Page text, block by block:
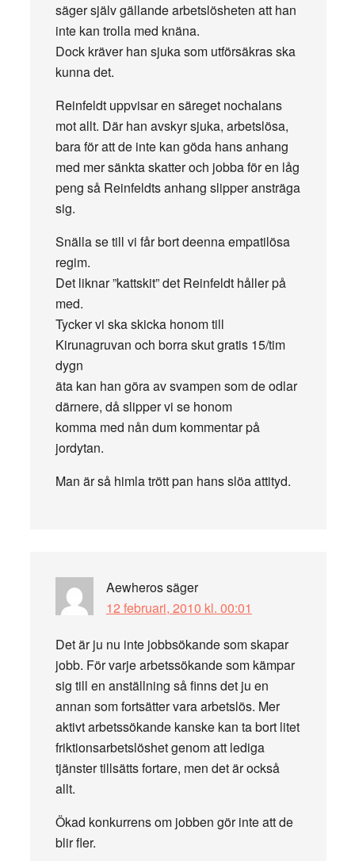
säger själv gällande arbetslösheten att han
inte kan trolla med knäna.
Dock kräver han sjuka som utförsäkras ska
kunna det.
Reinfeldt uppvisar en säreget nochalans
mot allt. Där han avskyr sjuka, arbetslösa,
bara för att de inte kan göda hans anhang
med mer sänkta skatter och jobba för en låg
peng så Reinfeldts anhang slipper ansträga
sig.
Snälla se till vi får bort deenna empatilösa
regim.
Det liknar ”kattskit” det Reinfeldt håller på
med.
Tycker vi ska skicka honom till
Kirunagruvan och borra skut gratis 15/tim
dygn
äta kan han göra av svampen som de odlar
därnere, då slipper vi se honom
komma med nån dum kommentar på
jordytan.
Man är så himla trött pan hans slöa attityd.
Aewherossäger
12 februari, 2010 kl. 00:01
Det är ju nu inte jobbsökande som skapar
jobb. För varje arbetssökande som kämpar
sig till en anställning så finns det ju en
annan som fortsätter vara arbetslös. Mer
aktivt arbetssökande kanske kan ta bort litet
friktionsarbetslöshet genom att lediga
tjänster tillsätts fortare, men det är också
allt.
Ökad konkurrens om jobben gör inte att de
blir fler.